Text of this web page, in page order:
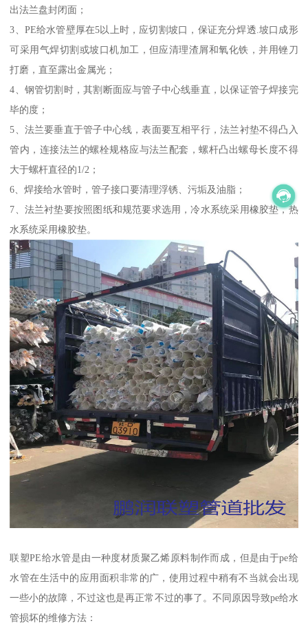
出法兰盘封闭面；
3、PE给水管壁厚在5以上时，应切割坡口，保证充分焊透.坡口成形
可采用气焊切割或坡口机加工，但应清理渣屑和氧化铁，并用锉刀
打磨，直至露出金属光；
4、钢管切割时，其割断面应与管子中心线垂直，以保证管子焊接完
毕的度；
5、法兰要垂直于管子中心线，表面要互相平行，法兰衬垫不得凸入
管内，连接法兰的螺栓规格应与法兰配套，螺杆凸出螺母长度不得
大于螺杆直径的1/2；
6、焊接给水管时，管子接口要清理浮锈、污垢及油脂；
7、法兰衬垫要按照图纸和规范要求选用，冷水系统采用橡胶垫，热
水系统采用橡胶垫。
联塑PE给水管是由一种度材质聚乙烯原料制作而成，但是由于pe给
水管在生活中的应用面积非常的广，使用过程中稍有不当就会出现
一些小的故障，不过这也是再正常不过的事了。不同原因导致pe给水
管损坏的维修方法：